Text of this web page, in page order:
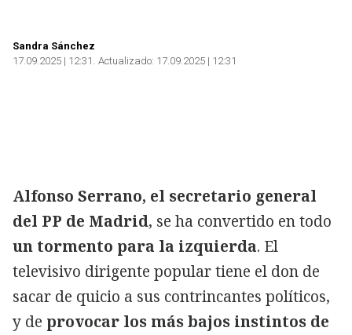
Sandra Sánchez
17.09.2025 | 12:31 Actualizado: 17.09.2025 | 12:31
Alfonso Serrano, el secretario general
del PP de Madrid, se ha convertido en todo
un tormento para la izquierda. El
televisivo dirigente popular tiene el don de
sacar de quicio a sus contrincantes políticos,
y de provocar los más bajos instintos de